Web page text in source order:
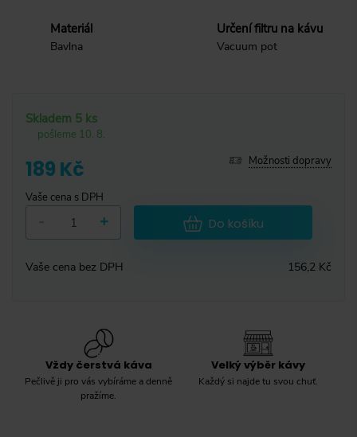
Materiál
Bavlna
Určení filtru na kávu
Vacuum pot
Skladem 5 ks
pošleme 10. 8.
189 Kč
Vaše cena s DPH
Možnosti dopravy
+ Do košíku
Vaše cena bez DPH 156,2 Kč
Vždy čerstvá káva
Pečlivě ji pro vás vybíráme a denně
pražíme.
Velký výběr kávy
Každý si najde tu svou chuť.